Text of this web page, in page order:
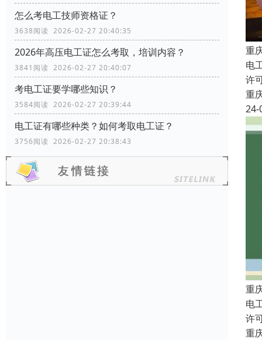
怎么考电工技师资格证？
3638阅读 2026-02-27 20:40:35
2026年高压电工证怎么考取，培训内容？
3841阅读 2026-02-27 20:40:07
考电工证要学哪些知识？
3584阅读 2026-02-27 20:39:44
电工证有哪些种类？如何考取电工证？
3756阅读 2026-02-27 20:38:43
重
电
许
重
24-
重
电
许
重